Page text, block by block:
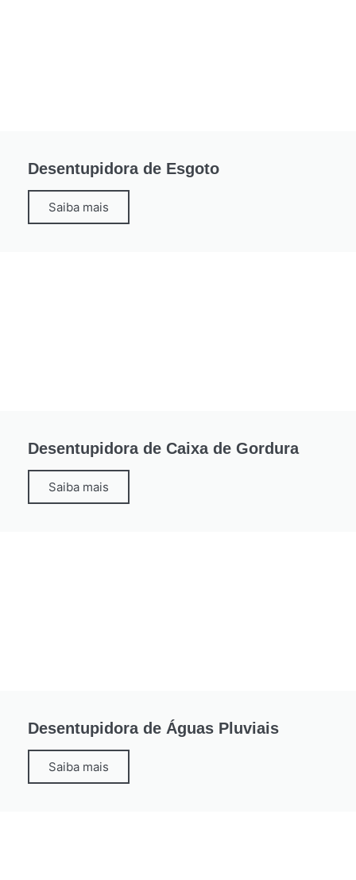
Desentupidora de Esgoto
Saiba mais
Desentupidora de Caixa de Gordura
Saiba mais
Desentupidora de Águas Pluviais
Saiba mais